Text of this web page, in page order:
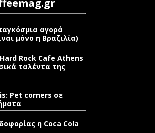
αγορά
μόνο η Βραζιλία)
Rock Cafe Athens
ταλέντα της
Pet corners σε
η Coca Cola